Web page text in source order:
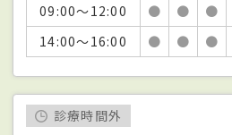
09:00～12:00
● ● ●
14:00～16:00
● ● ●
診療時間外